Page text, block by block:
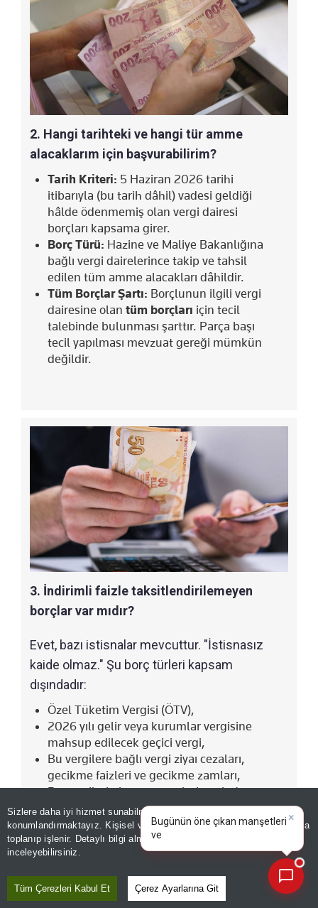
Sizlere daha iyi hizmet sunabilmek adına sitemizde
konumlandırmaktayız. Kişisel verileriniz, KVKK ve GDPR kapsamında
toplanıp işlenir. Detaylı bilgi almak için
inceleyebilirsiniz.
Tüm Çerezleri Kabul Et Çerez Ayarlarına Git
2. Hangi tarihteki ve hangi tür amme
alacaklarım için başvurabilirim?
Tarih Kriteri: 5 Haziran 2026 tarihi
itibarıyla (bu tarih dâhil) vadesi geldiği
hâlde ödenmemiş olan vergi dairesi
borçları kapsama girer.
Borç Türü: Hazine ve Maliye Bakanlığına
bağlı vergi dairelerince takip ve tahsil
edilen tüm amme alacakları dâhildir.
Tüm Borçlar Şartı: Borçlunun ilgili vergi
dairesine olan tüm borçları için tecil
talebinde bulunması şarttır. Parça başı
tecil yapılması mevzuat gereği mümkün
değildir.
3. İndirimli faizle taksitlendirilemeyen
borçlar var mıdır?
Evet, bazı istisnalar mevcuttur. "İstisnasız
kaide olmaz." Şu borç türleri kapsam
dışındadır:
Özel Tüketim Vergisi (ÖTV),
2026 yılı gelir veya kurumlar vergisine
mahsup edilecek geçici vergi,
Bu vergilere bağlı vergi ziyaı cezaları,
gecikme faizleri ve gecikme zamları,
Bu vergilerin beyannamelerine ait damga
vergileri ile bunlara ilişkin gecikme
zamları.
×
Bugünün öne çıkan manşetleri
ve gelişmeleri neler?